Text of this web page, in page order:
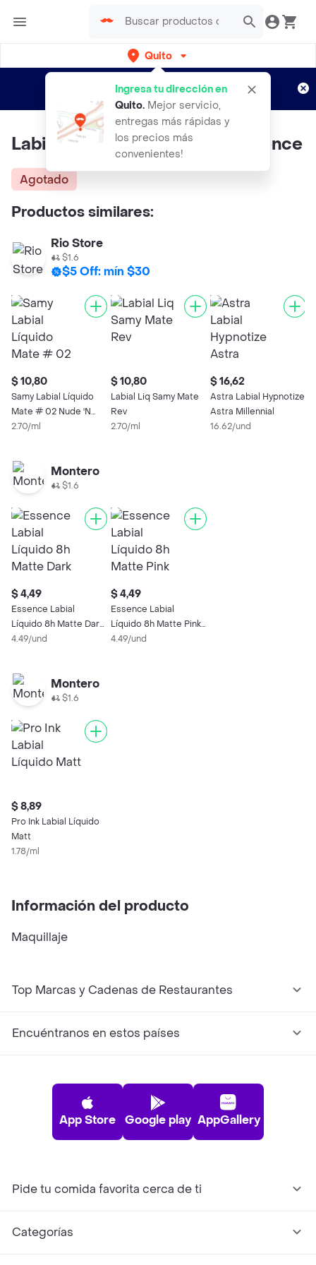
Quito
Ingresa tu dirección en
Quito. Mejor servicio,
entregas más rápidas y
los precios más
convenientes!
envíos gratis por semanas
Aplican TyC
Labial Liquido 8h Matte 15 Essence
Agotado
Productos similares:
Rio Store
$1.6
$5 Off: mín $30
$ 10,80
Samy Labial Líquido
Mate # 02 Nude 'N
Sexy
2.70/ml
$ 10,80
Labial Liq Samy Mate
Rev
2.70/ml
$ 16,62
Astra Labial Hypnotize
Astra Millennial
16.62/und
Montero
$1.6
$ 4,49
Essence Labial
Líquido 8h Matte Dark
Berry N° 08
4.49/und
$ 4,49
Essence Labial
Líquido 8h Matte Pink
Blush N° 05
4.49/und
Montero
$1.6
$ 8,89
Pro Ink Labial Líquido
Matt
1.78/ml
Información del producto
Maquillaje
Top Marcas y Cadenas de Restaurantes
Encuéntranos en estos países
App Store Google play AppGallery
Pide tu comida favorita cerca de ti
Categorías